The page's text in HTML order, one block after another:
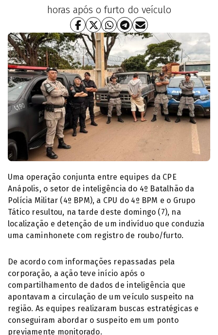
horas após o furto do veículo
Individuo preso furto camionete Anápolis (Foto: PMGO)
Uma operação conjunta entre equipes da CPE
Anápolis, o setor de inteligência do 4º Batalhão da
Polícia Militar (4º BPM), a CPU do 4º BPM e o Grupo
Tático resultou, na tarde deste domingo (7), na
localização e detenção de um indivíduo que conduzia
uma caminhonete com registro de roubo/furto.
De acordo com informações repassadas pela
corporação, a ação teve início após o
compartilhamento de dados de inteligência que
apontavam a circulação de um veículo suspeito na
região. As equipes realizaram buscas estratégicas e
conseguiram abordar o suspeito em um ponto
previamente monitorado.